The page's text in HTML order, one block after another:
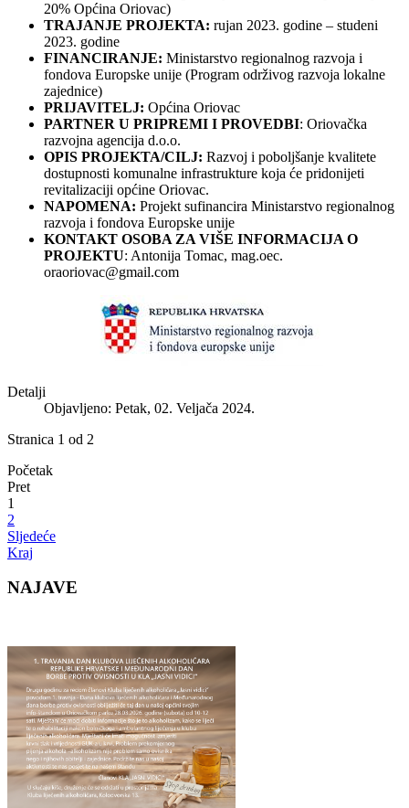
20% Općina Oriovac)
TRAJANJE PROJEKTA: rujan 2023. godine – studeni
2023. godine
FINANCIRANJE: Ministarstvo regionalnog razvoja i
fondova Europske unije (Program održivog razvoja lokalne
zajednice)
PRIJAVITELJ: Općina Oriovac
PARTNER U PRIPREMI I PROVEDBI: Oriovačka
razvojna agencija d.o.o.
OPIS PROJEKTA/CILJ: Razvoj i poboljšanje kvalitete
dostupnosti komunalne infrastrukture koja će pridonijeti
revitalizaciji općine Oriovac.
NAPOMENA: Projekt sufinancira Ministarstvo regionalnog
razvoja i fondova Europske unije
KONTAKT OSOBA ZA VIŠE INFORMACIJA O
PROJEKTU: Antonija Tomac, mag.oec.
oraoriovac@gmail.com
Detalji
Objavljeno: Petak, 02. Veljača 2024.
Stranica 1 od 2
Početak
Pret
1
2
Sljedeće
Kraj
NAJAVE